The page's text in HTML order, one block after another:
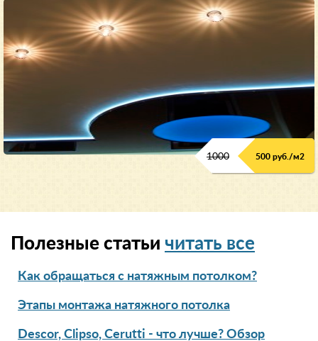
1000 500 руб./м2
Полезные статьи читать все
Как обращаться с натяжным потолком?
Этапы монтажа натяжного потолка
Descor, Clipso, Cerutti - что лучше? Обзор